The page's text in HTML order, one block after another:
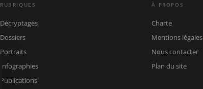
RUBRIQUES
Décryptages
Dossiers
Portraits
Infographies
Publications
À PROPOS
Charte
Mentions légales
Nous contacter
Plan du site